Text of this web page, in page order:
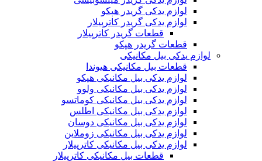
لوازم یدکی گریدر هپکو
لوازم یدکی گریدر کاترپیلار
قطعات گریدر کاترپیلار
قطعات گریدر هپکو
لوازم یدکی بیل مکانیکی
قطعات بیل مکانیکی هیوندا
لوازم یدکی بیل مکانیکی هپکو
لوازم یدکی بیل مکانیکی ولوو
لوازم یدکی بیل مکانیکی کوماتسو
لوازم یدکی بیل مکانیکی اطلس
لوازم یدکی بیل مکانیکی دوسان
لوازم یدکی بیل مکانیکی زوملاین
لوازم یدکی بیل مکانیکی کاترپیلار
قطعات بیل مکانیکی کاترپیلار